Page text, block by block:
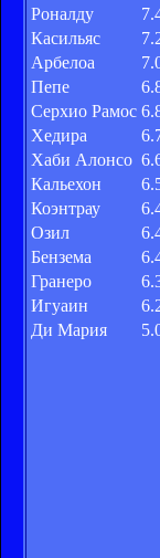
Роналду
Касильяс
Арбелоа
Пепе
Серхио Рамос
Хедира
Хаби Алонсо
Кальехон
Коэнтрау
Озил
Бензема
Гранеро
Игуаин
Ди Мария